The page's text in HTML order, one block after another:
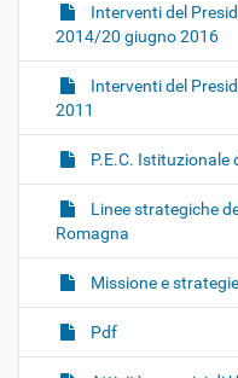
Interventi del
2014/20 giugno 2016
Interventi del
2011
P.E.C. Istituzionale
Linee strategiche
Romagna
Missione e
Pdf